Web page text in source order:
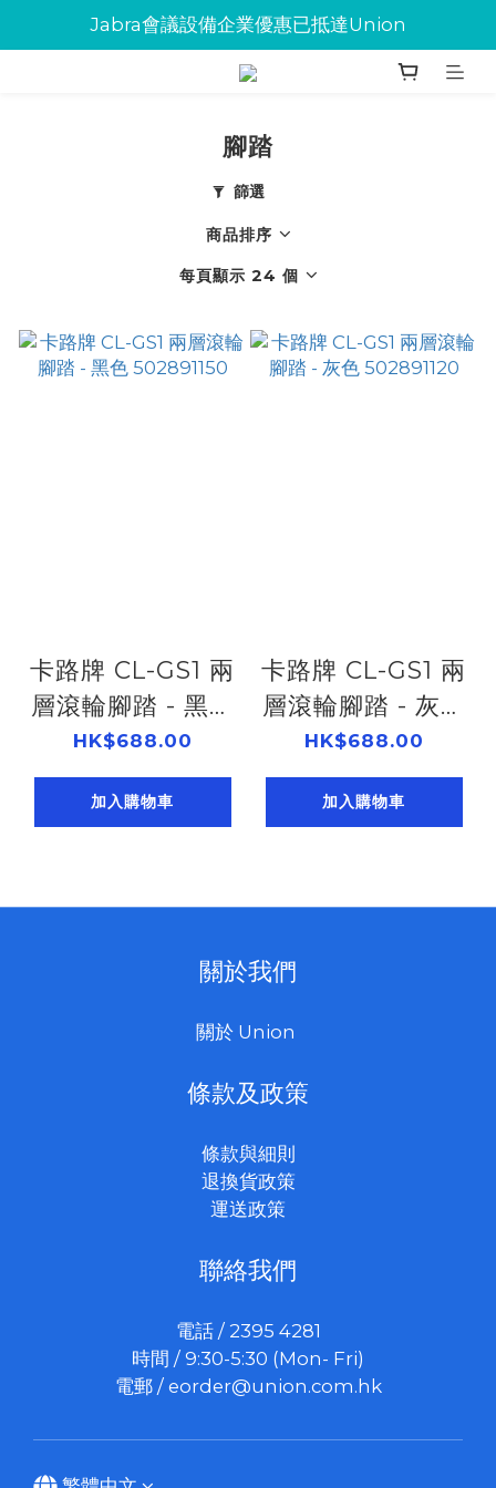
Jabra會議設備企業優惠已抵達Union
Jabra會議設備企業優惠已抵達Union
環保碳粉歡迎大量下單
腳踏
篩選
商品排序
每頁顯示 24 個
卡路牌 CL-GS1 兩
層滾輪腳踏 - 黑色
502891150
HK$688.00
加入購物車
卡路牌 CL-GS1 兩
層滾輪腳踏 - 灰色
502891120
HK$688.00
加入購物車
關於我們
關於 Union
條款及政策
條款與細則
退換貨政策
運送政策
聯絡我們
電話 / 2395 4281
時間 / 9:30-5:30 (Mon- Fri)
電郵 / eorder@union.com.hk